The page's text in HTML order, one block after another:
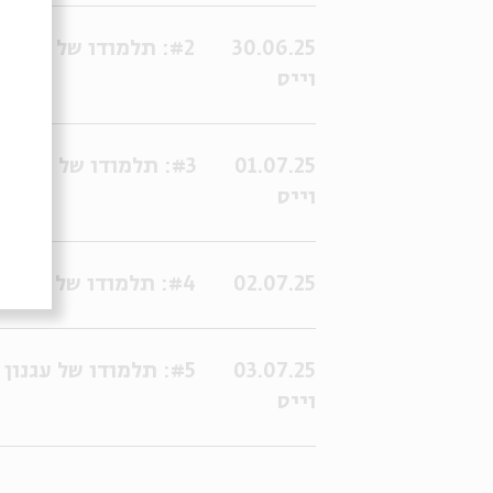
30.06.25
וייס
01.07.25
וייס
02.07.25 #4: תלמודו של עגנון | שיעור 4 - מדירה לדירה | פרופ' חיים וייס
03.07.25
וייס